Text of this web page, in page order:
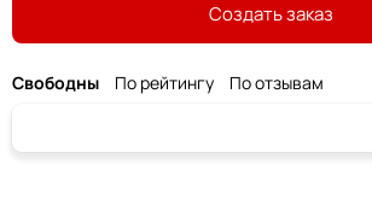
Создать заказ
Свободны По рейтингу По отзывам